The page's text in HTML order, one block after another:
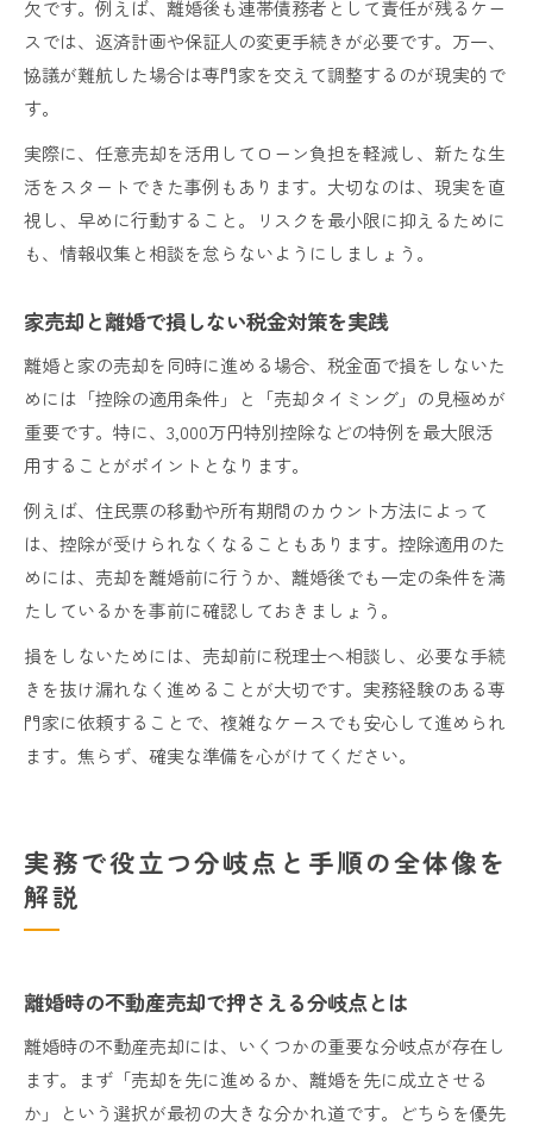
欠です。例えば、離婚後も連帯債務者として責任が残るケー
スでは、返済計画や保証人の変更手続きが必要です。万一、
協議が難航した場合は専門家を交えて調整するのが現実的で
す。
実際に、任意売却を活用してローン負担を軽減し、新たな生
活をスタートできた事例もあります。大切なのは、現実を直
視し、早めに行動すること。リスクを最小限に抑えるために
も、情報収集と相談を怠らないようにしましょう。
家売却と離婚で損しない税金対策を実践
離婚と家の売却を同時に進める場合、税金面で損をしないた
めには「控除の適用条件」と「売却タイミング」の見極めが
重要です。特に、3,000万円特別控除などの特例を最大限活
用することがポイントとなります。
例えば、住民票の移動や所有期間のカウント方法によって
は、控除が受けられなくなることもあります。控除適用のた
めには、売却を離婚前に行うか、離婚後でも一定の条件を満
たしているかを事前に確認しておきましょう。
損をしないためには、売却前に税理士へ相談し、必要な手続
きを抜け漏れなく進めることが大切です。実務経験のある専
門家に依頼することで、複雑なケースでも安心して進められ
ます。焦らず、確実な準備を心がけてください。
実務で役立つ分岐点と手順の全体像を
解説
離婚時の不動産売却で押さえる分岐点とは
離婚時の不動産売却には、いくつかの重要な分岐点が存在し
ます。まず「売却を先に進めるか、離婚を先に成立させる
か」という選択が最初の大きな分かれ道です。どちらを優先